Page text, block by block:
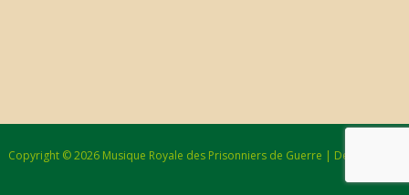
Copyright © 2026 Musique Royale des Prisonniers de Guerre | Design : Bzzz